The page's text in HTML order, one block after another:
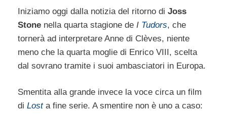
Iniziamo oggi dalla notizia del ritorno di Joss
Stone nella quarta stagione de I Tudors, che
tornerà ad interpretare Anne di Clèves, niente
meno che la quarta moglie di Enrico VIII, scelta
dal sovrano tramite i suoi ambasciatori in Europa.
Smentita alla grande invece la voce circa un film
di Losta fine serie. A smentire non è uno a caso: